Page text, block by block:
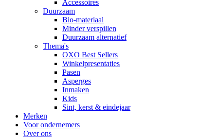
Accessoires
Duurzaam
Bio-materiaal
Minder verspillen
Duurzaam alternatief
Thema's
OXO Best Sellers
Winkelpresentaties
Pasen
Asperges
Inmaken
Kids
Sint, kerst & eindejaar
Merken
Voor ondernemers
Over ons